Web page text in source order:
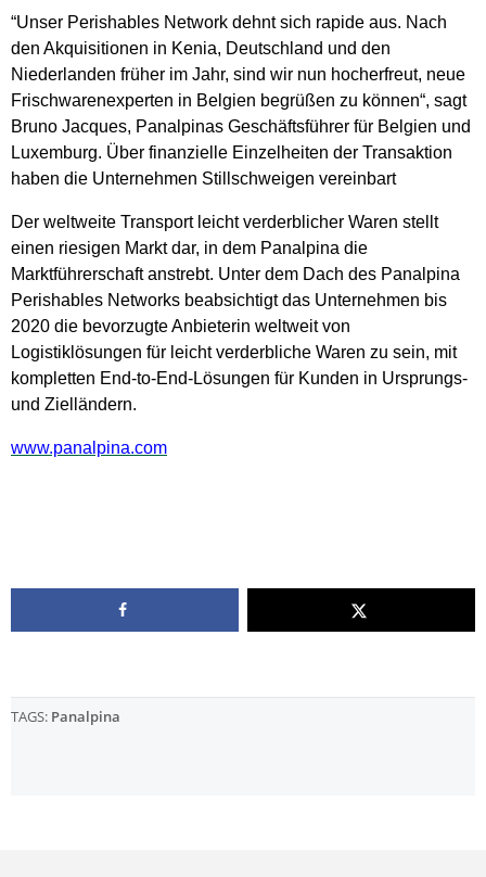
“Unser Perishables Network dehnt sich rapide aus. Nach
den Akquisitionen in Kenia, Deutschland und den
Niederlanden früher im Jahr, sind wir nun hocherfreut, neue
Frischwarenexperten in Belgien begrüßen zu können“, sagt
Bruno Jacques, Panalpinas Geschäftsführer für Belgien und
Luxemburg. Über finanzielle Einzelheiten der Transaktion
haben die Unternehmen Stillschweigen vereinbart
Der weltweite Transport leicht verderblicher Waren stellt
einen riesigen Markt dar, in dem Panalpina die
Marktführerschaft anstrebt. Unter dem Dach des Panalpina
Perishables Networks beabsichtigt das Unternehmen bis
2020 die bevorzugte Anbieterin weltweit von
Logistiklösungen für leicht verderbliche Waren zu sein, mit
kompletten End-to-End-Lösungen für Kunden in Ursprungs-
und Zielländern.
www.panalpina.com
TAGS: Panalpina